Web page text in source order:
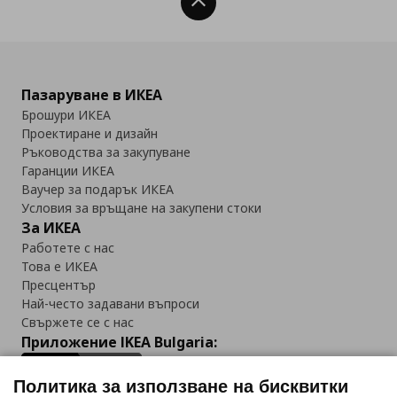
Пазаруване в ИКЕА
Брошури ИКЕА
Проектиране и дизайн
Ръководства за закупуване
Гаранции ИКЕА
Ваучер за подарък ИКЕА
Условия за връщане на закупени стоки
За ИКЕА
Работете с нас
Това е ИКЕА
Пресцентър
Най-често задавани въпроси
Свържете се с нас
Приложение IKEA Bulgaria:
Политика за използване на бисквитки